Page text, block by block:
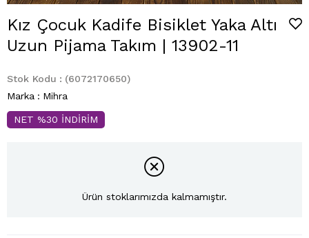
Kız Çocuk Kadife Bisiklet Yaka Altı
Uzun Pijama Takım | 13902-11
Stok Kodu
(6072170650)
Marka : Mihra
NET %30 İNDİRİM
Ürün stoklarımızda kalmamıştır.